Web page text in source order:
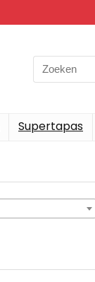
Search
for:
Supertapas